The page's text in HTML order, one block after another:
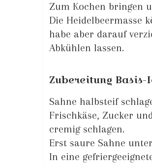
Zum Kochen bringen
Die Heidelbeermasse
habe aber darauf
Abkühlen lassen.
Zubereitung Basis-
Sahne halbsteif
Frischkäse, Zucker
cremig schlagen.
Erst saure Sahne
In eine